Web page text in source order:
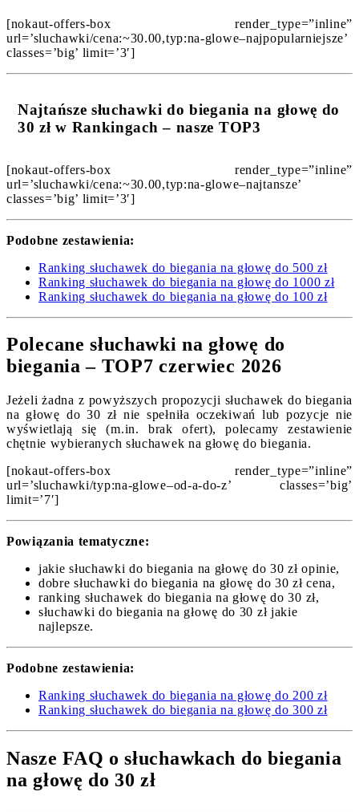
[nokaut-offers-box render_type=”inline”
url=’sluchawki/cena:~30.00,typ:na-glowe–najpopularniejsze’
classes=’big’ limit=’3′]
Najtańsze słuchawki do biegania na głowę do
30 zł w Rankingach – nasze TOP3
[nokaut-offers-box render_type=”inline”
url=’sluchawki/cena:~30.00,typ:na-glowe–najtansze’
classes=’big’ limit=’3′]
Podobne zestawienia:
Ranking słuchawek do biegania na głowę do 500 zł
Ranking słuchawek do biegania na głowę do 1000 zł
Ranking słuchawek do biegania na głowę do 100 zł
Polecane słuchawki na głowę do
biegania – TOP7 czerwiec 2026
Jeżeli żadna z powyższych propozycji słuchawek do biegania
na głowę do 30 zł nie spełniła oczekiwań lub pozycje nie
wyświetlają się (m.in. brak ofert), polecamy zestawienie
chętnie wybieranych słuchawek na głowę do biegania.
[nokaut-offers-box render_type=”inline”
url=’sluchawki/typ:na-glowe–od-a-do-z’ classes=’big’
limit=’7′]
Powiązania tematyczne:
jakie słuchawki do biegania na głowę do 30 zł opinie,
dobre słuchawki do biegania na głowę do 30 zł cena,
ranking słuchawek do biegania na głowę do 30 zł,
słuchawki do biegania na głowę do 30 zł jakie
najlepsze.
Podobne zestawienia:
Ranking słuchawek do biegania na głowę do 200 zł
Ranking słuchawek do biegania na głowę do 300 zł
Nasze FAQ o słuchawkach do biegania
na głowę do 30 zł